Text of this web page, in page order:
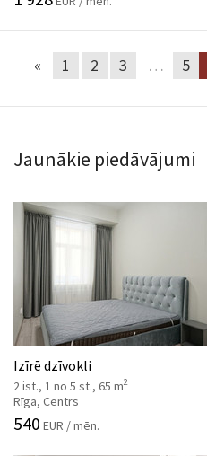
« 1 2 3 … 5
Jaunākie piedāvājumi
Izīrē dzīvokli
2 ist., 1 no 5 st., 65 m2
Rīga, Centrs
540 EUR / mēn.